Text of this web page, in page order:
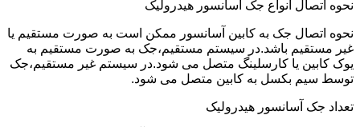
نحوه اتصال انواع جک آسانسور هیدرولیک
نحوه اتصال جک به کابین آسانسور ممکن است به صورت مستقیم یا
غیر مستقیم باشد.در سیستم مستقیم،جک به صورت مستقیم به
یوک کابین یا کارسلینگ متصل می شود.در سیستم غیر مستقیم،جک
توسط سیم بکسل به کابین متصل می شود.
تعداد جک آسانسور هیدرولیک